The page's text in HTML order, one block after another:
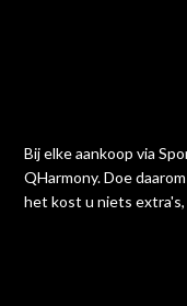
Bij elke aankoop via
QHarmony. Doe
het kost u niets